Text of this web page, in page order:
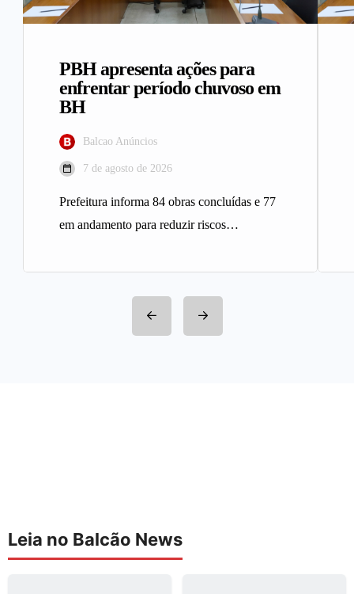
PBH apresenta ações para
enfrentar período chuvoso em
BH
Balcao Anúncios
7 de agosto de 2026
Prefeitura informa 84 obras concluídas e 77
em andamento para reduzir riscos
Horizonte…
Leia no Balcão News